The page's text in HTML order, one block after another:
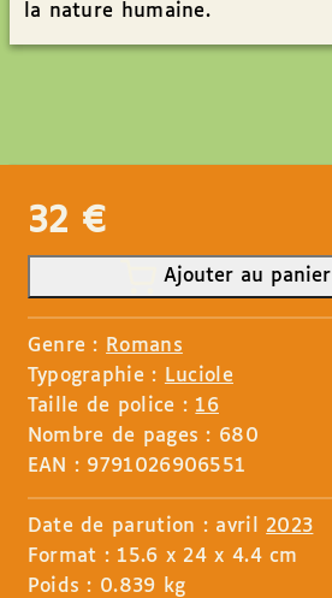
la nature humaine.
32 €
Ajouter au panier
Genre : Romans
Typographie : Luciole
Taille de police : 16
Nombre de pages : 680
EAN : 9791026906551
Date de parution : avril 2023
Format : 15.6 x 24 x 4.4 cm
Poids : 0.839 kg